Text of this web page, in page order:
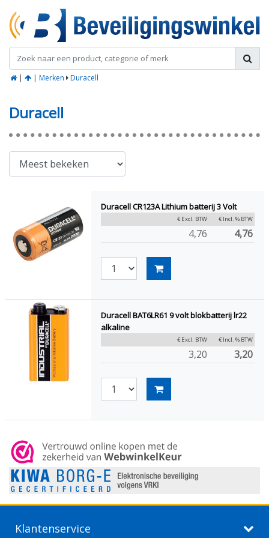
| | Merken Duracell
Duracell
Duracell CR123A Lithium batterij 3 Volt
€ Excl. BTW € Incl. % BTW
4,76 4,76
Duracell BAT6LR61 9 volt blokbatterij lr22
alkaline
€ Excl. BTW € Incl. % BTW
3,20 3,20
Klantenservice